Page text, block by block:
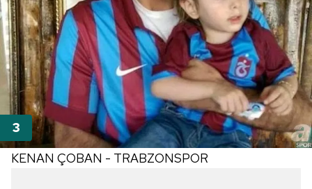
KENAN ÇOBAN - TRABZONSPOR